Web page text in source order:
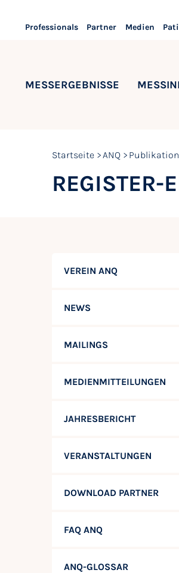
Professionals Partner Medien
MESSERGEBNISSE
Startseite ANQ
REGISTER-
VEREIN ANQ
NEWS
MAILINGS
MEDIENMITTEILUNGEN
JAHRESBERICHT
VERANSTALTUNGEN
DOWNLOAD PARTNER
FAQ ANQ
ANQ-GLOSSAR